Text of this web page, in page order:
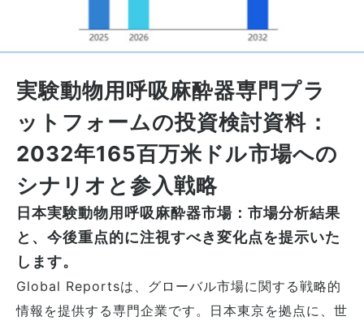
実験動物用呼吸麻酔器専門プラ
ットフォームの投資検討資料：
2032年165百万米ドル市場への
シナリオと参入戦略
日本実験動物用呼吸麻酔器市場：市場分析結果
と、今後重点的に注視すべき変化点を提示いた
します。
Global Reportsは、グローバル市場に関する戦略的
情報を提供する専門企業です。日本東京を拠点に、世